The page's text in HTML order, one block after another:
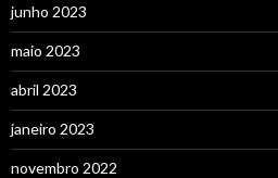
junho 2023
maio 2023
abril 2023
janeiro 2023
novembro 2022